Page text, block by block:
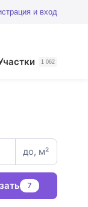
и вход
1 062
до, м²
7